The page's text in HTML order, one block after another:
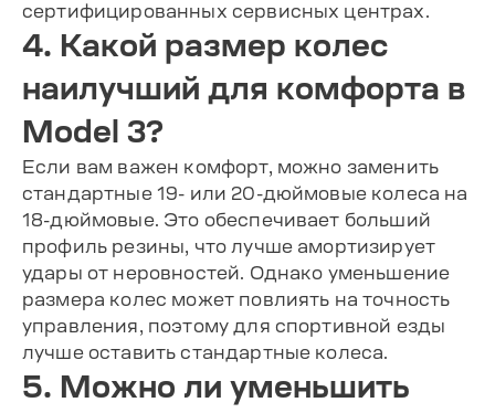
сертифицированных сервисных центрах.
4. Какой размер колес
наилучший для комфорта в
Model 3?
Если вам важен комфорт, можно заменить
стандартные 19- или 20-дюймовые колеса на
18-дюймовые. Это обеспечивает больший
профиль резины, что лучше амортизирует
удары от неровностей. Однако уменьшение
размера колес может повлиять на точность
управления, поэтому для спортивной езды
лучше оставить стандартные колеса.
5. Можно ли уменьшить